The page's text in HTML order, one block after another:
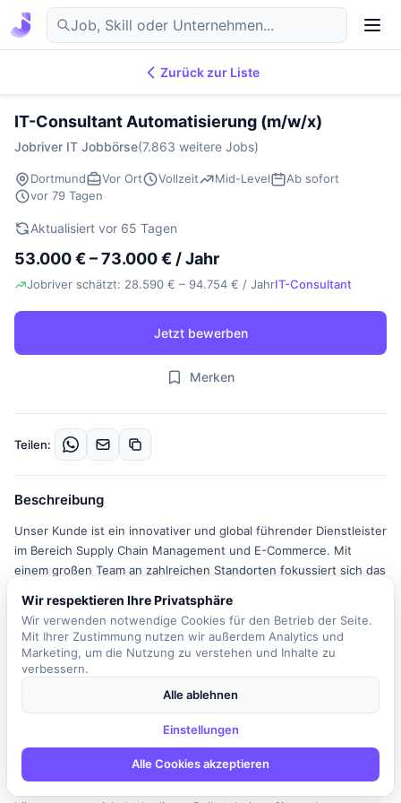
DE
Zurück zur Liste
IT-Consultant Automatisierung (m/w/x)
Jobriver IT Jobbörse(7.863 weitere Jobs)
Dortmund Vor Ort Vollzeit Mid-Level
Ab sofort
vor 79 Tagen
Aktualisiert vor 65 Tagen
53.000 € – 73.000 € / Jahr
Jobriver schätzt: 28.590 € – 94.754 € / JahrIT-Consultant
Jetzt bewerben
Merken
Teilen:
Beschreibung
Unser Kunde ist ein innovativer und global führender Dienstleister
im Bereich Supply Chain Management und E-Commerce. Mit
einem großen Team an zahlreichen Standorten fokussiert sich das
Products, Technologie, Gesundheitswesen, Automobil und
Verlage. In einem Umfeld, das auf Zusammenarbeit, Respekt,
Engagement und Neugier basiert, haben die Mitarbeiter die
Möglichkeit, zu wachsen, ihre Ideen einzubringen und einen
echten Unterschied zu machen. Als IT Consultant
Automatisierung (m/w/x) sind Sie Teil eines dynamischen Teams,
das Logistik-Exzellenz liefert und globale Lieferketten gestaltet.
Sie gestalten aktiv die Zukunft der logistischen
Automatisierungslösungen und treiben Themen voran, indem Sie
Wir respektieren Ihre Privatsphäre
Wir verwenden notwendige Cookies für den Betrieb der Seite.
Mit Ihrer Zustimmung nutzen wir außerdem Analytics und
Marketing, um die Nutzung zu verstehen und Inhalte zu
verbessern.
Alle ablehnen
Einstellungen
Alle Cookies akzeptieren